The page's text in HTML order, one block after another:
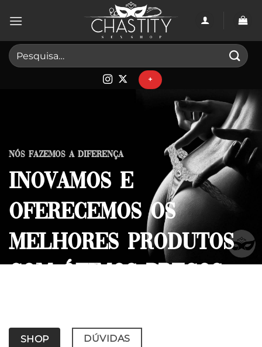
Pesquisar
por:
+
Nós fazemos a diferença
Inovamos e
oferecemos os
melhores produtos
SHOP DÚVIDAS